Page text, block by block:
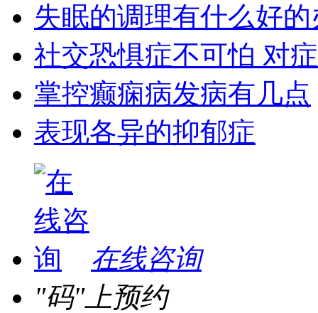
失眠的调理有什么好
社交恐惧症不可怕 对
掌控癫痫病发病有几点
表现各异的抑郁症
在线咨询
"码"上预约